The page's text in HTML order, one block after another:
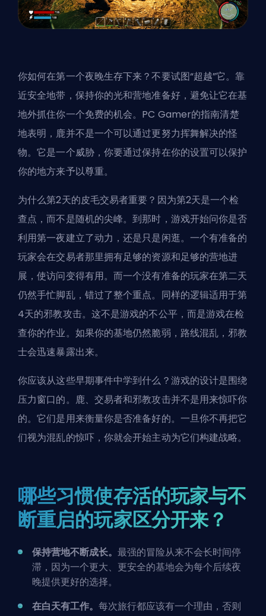
你如何在第一个夜晚生存下来？不要试图“超越”它。靠
近安全地带，保持你的光和营地准备好，避免让它在基
地外抓住你一个免费的机会。PC Gamer的指南清楚
地表明，鹿并不是一个可以通过更努力挥舞解决的怪
物。它是一个威胁，你要通过保持在你的设置可以保护
你的地方来予以尊重。
为什么第2天的皮毛交易者重要？因为第2天是一个检
查点，而不是随机的尖峰。到那时，游戏开始问你是否
利用第一夜建立了动力，还是只是闲逛。一个有准备的
玩家会在交易者那里拥有足够的资源和足够的营地进
展，使访问变得有用。而一个没有准备的玩家在第二天
仍然手忙脚乱，错过了整个重点。同样的逻辑适用于第
4天的邪教攻击。这不是游戏的不公平，而是游戏在检
查你的作业。如果你的基地仍然脆弱，路线混乱，邪教
士会迅速暴露出来。
你应该从这些早期事件中学到什么？游戏的设计是围绕
压力窗口的。鹿、交易者和邪教攻击并不是用来惊吓你
的。它们是用来衡量你是否准备好的。一旦你不再把它
们视为混乱的惊吓，你就会开始主动为它们构建战略。
哪些习惯使存活的玩家与不
断重启的玩家区分开来？
保持营地不断成长。 最强的冒险从来不会长时间停
滞，因为一个更大、更安全的基地会为每个后续夜
晚提供更好的选择。
在白天有工作。 每次旅行都应该有一个理由，否则